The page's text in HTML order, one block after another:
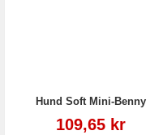
Hund Soft Mini-Benny
Reapris
109,65 kr